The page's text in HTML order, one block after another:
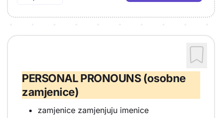
PERSONAL PRONOUNS (osobne
zamjenice)
zamjenice zamjenjuju imenice